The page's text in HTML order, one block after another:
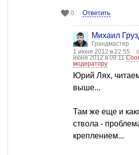
0 Ответить
Михаил
Грандмастер
1 июня 2012 в 22:55
июня 2012 в 09:11
модератору
Юрий Лях,
выше...
Там же еще и
ствола -
креплением...